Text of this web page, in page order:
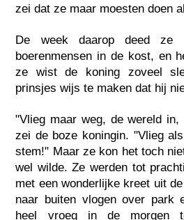
zei dat ze maar moesten doen
De week daarop deed ze
boerenmensen in de kost, en
ze wist de koning zoveel
prinsjes wijs te maken dat hij
"Vlieg maar weg, de wereld
zei de boze koningin. "Vlieg
stem!" Maar ze kon het toch
wel wilde. Ze werden tot
met een wonderlijke kreet uit
naar buiten vlogen over park
heel vroeg in de morgen